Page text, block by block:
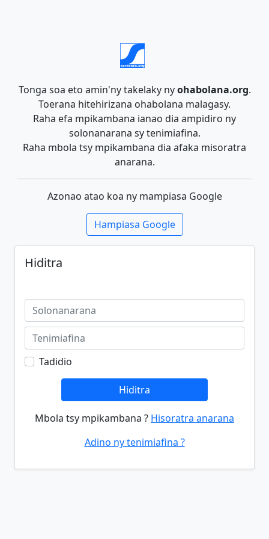
Tonga soa eto amin'ny takelaky nyohabolana.org.
Toerana hitehirizana ohabolana malagasy.
Raha efa mpikambana ianao dia ampidiro ny
solonanarana sy tenimiafina.
Raha mbola tsy mpikambana dia afaka misoratra
anarana.
Azonao atao koa ny mampiasa Google
Hampiasa Google
Hiditra
Tadidio
Hiditra
Mbola tsy mpikambana ? Hisoratra anarana
Adino ny tenimiafina ?